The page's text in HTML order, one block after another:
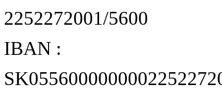
2252272001/5600
IBAN :